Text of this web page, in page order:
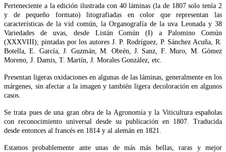
Perteneciente a la edición ilustrada con 40 láminas (la de 1807 solo tenía 2
y de pequeño formato) litografiadas en color que representan las
características de la vid común, la Organografía de la uva Leonada y 38
Variedades de uvas, desde Listán Común (I) a Palomino Común
(XXXVIII); pintadas por los autores J. P. Rodríguez, P. Sánchez Acuña, R.
Botella, E. García, J. Guzmán, M. Obrén, J. Sanz, F. Muro, M. Gómez
Moreno, J. Damis, T. Martín, J. Morales González, etc.
Presentan ligeras oxidaciones en algunas de las láminas, generalmente en los
márgenes, sin afectar a la imagen y también ligera decoloración en algunos
casos.
Se trata pues de una gran obra de la Agronomía y la Viticultura españolas
con reconocimiento universal desde su publicación en 1807. Traducida
desde entonces al francés en 1814 y al alemán en 1821.
Estamos probablemente ante unas de más más bellas, raras y mejor